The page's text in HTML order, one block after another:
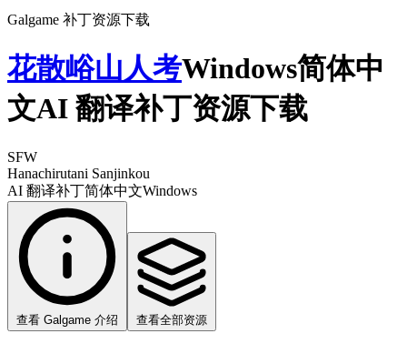
Galgame 补丁资源下载
花散峪山人考Windows简体中
文AI 翻译补丁资源下载
SFW
Hanachirutani Sanjinkou
AI 翻译补丁简体中文Windows
查看 Galgame 介绍 查看全部资源